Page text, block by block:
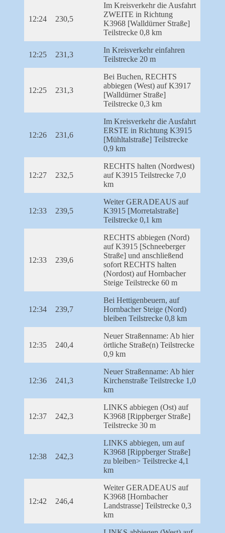
12:24 230,5
Im Kreisverkehr die Ausfahrt
ZWEITE in Richtung
K3968 [Walldürner Straße]
Teilstrecke 0,8 km
12:25 231,3
In Kreisverkehr einfahren
Teilstrecke 20 m
12:25 231,3
Bei Buchen, RECHTS
abbiegen (West) auf K3917
[Walldürner Straße]
Teilstrecke 0,3 km
12:26 231,6
Im Kreisverkehr die Ausfahrt
ERSTE in Richtung K3915
[Mühltalstraße] Teilstrecke
0,9 km
12:27 232,5
RECHTS halten (Nordwest)
auf K3915 Teilstrecke 7,0
km
12:33 239,5
Weiter GERADEAUS auf
K3915 [Morretalstraße]
Teilstrecke 0,1 km
12:33 239,6
RECHTS abbiegen (Nord)
auf K3915 [Schneeberger
Straße] und anschließend
sofort RECHTS halten
(Nordost) auf Hornbacher
Steige Teilstrecke 60 m
12:34 239,7
Bei Hettigenbeuern, auf
Hornbacher Steige (Nord)
bleiben Teilstrecke 0,8 km
12:35 240,4
Neuer Straßenname: Ab hier
örtliche Straße(n) Teilstrecke
0,9 km
12:36 241,3
Neuer Straßenname: Ab hier
Kirchenstraße Teilstrecke 1,0
km
12:37 242,3
LINKS abbiegen (Ost) auf
K3968 [Rippberger Straße]
Teilstrecke 30 m
12:38 242,3
LINKS abbiegen, um auf
K3968 [Rippberger Straße]
zu bleiben> Teilstrecke 4,1
km
12:42 246,4
Weiter GERADEAUS auf
K3968 [Hornbacher
Landstrasse] Teilstrecke 0,3
km